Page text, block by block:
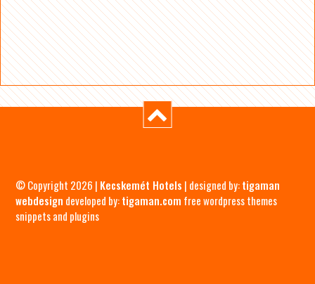
© Copyright 2026 | Kecskemét Hotels | designed by:tigaman
webdesign developed by:tigaman.com free wordpress themes
snippets and plugins